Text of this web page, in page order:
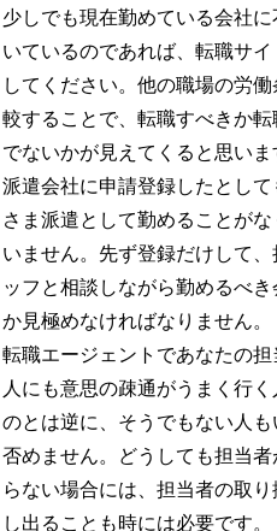
少しでも現在勤めている会社
いているのであれば、転職サ
してください。他の職場の労働
較することで、転職すべきか転
でないかが見えてくると思いま
派遣会社に申請登録したとして
さま派遣として勤めることが
いません。先ず登録だけして、
ッフと相談しながら勤めるべ
か見極めなければなりません。
転職エージェントであなたの担
人にも意思の疎通がうまく行く
のとは逆に、そうでもない人も
否めません。どうしても担当者
らない場合には、担当者の取り
し出ることも時には必要です。